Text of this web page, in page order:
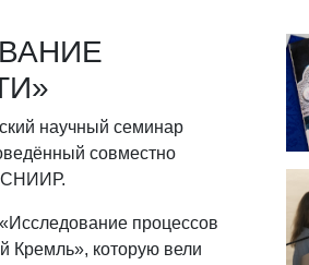
научный семинар
совместно
процессов
Кремль», которую вели